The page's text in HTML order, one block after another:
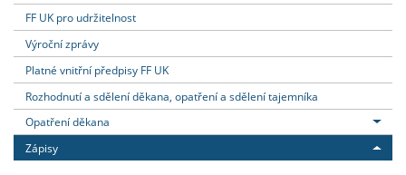
FF UK pro udržitelnost
Výroční zprávy
Platné vnitřní předpisy FF UK
Rozhodnutí a sdělení děkana, opatření a sdělení tajemníka
Opatření děkana
Zápisy